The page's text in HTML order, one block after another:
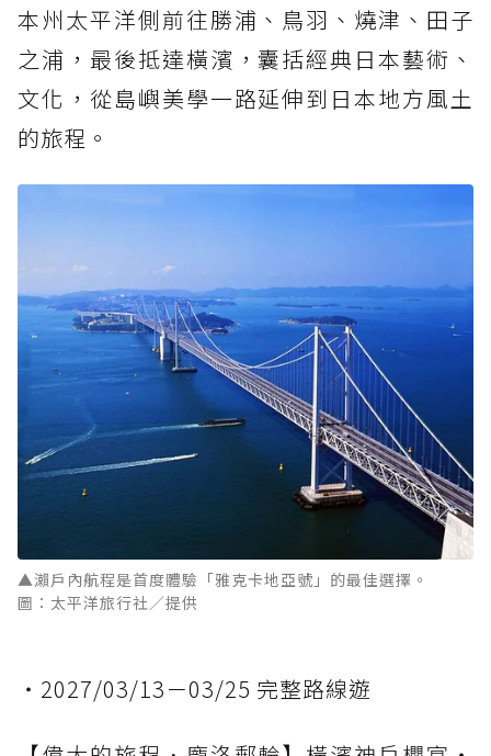
本州太平洋側前往勝浦、鳥羽、燒津、田子
之浦，最後抵達橫濱，囊括經典日本藝術、
文化，從島嶼美學一路延伸到日本地方風土
的旅程。
▲瀨戶內航程是首度體驗「雅克卡地亞號」的最佳選擇。
圖：太平洋旅行社／提供
・2027/03/13－03/25 完整路線遊